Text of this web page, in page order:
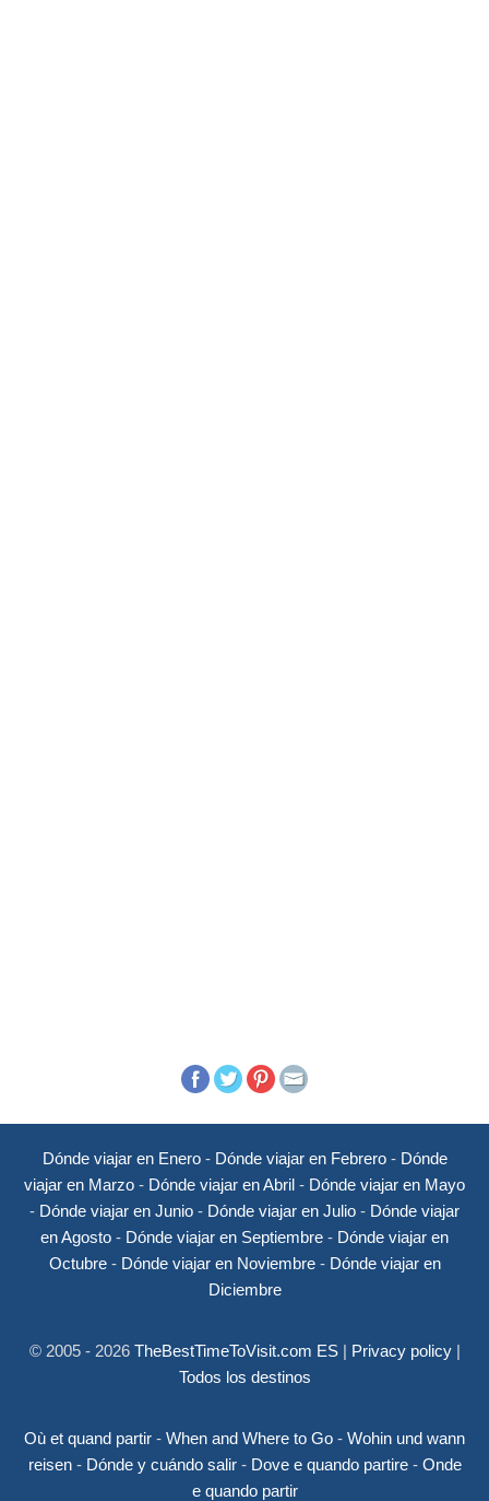
Dónde viajar en Enero- Dónde viajar en Febrero- Dónde
viajar en Marzo - Dónde viajar en Abril - Dónde viajar en Mayo
- Dónde viajar en Junio - Dónde viajar en Julio - Dónde viajar
en Agosto - Dónde viajar en Septiembre - Dónde viajar en
Octubre- Dónde viajar en Noviembre- Dónde viajar en
Diciembre
© 2005 - 2026 TheBestTimeToVisit.com ES| Privacy policy|
Todos los destinos
Où et quand partir - When and Where to Go - Wohin und wann
reisen- Dónde y cuándo salir- Dove e quando partire- Onde
e quando partir